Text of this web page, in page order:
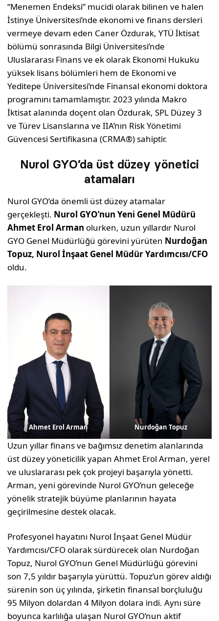
“Menemen Endeksi” mucidi olarak bilinen ve halen
İstinye Üniversitesi’nde ekonomi ve finans dersleri
vermeye devam eden Caner Özdurak, YTÜ İktisat
bölümü sonrasında Bilgi Üniversitesi’nde
Uluslararası Finans ve ek olarak Ekonomi Hukuku
yüksek lisans bölümleri hem de Ekonomi ve
Yeditepe Üniversitesi’nde Finansal ekonomi doktora
programını tamamlamıştır. 2023 yılında Makro
İktisat alanında doçent olan Özdurak, SPL Düzey 3
ve Türev Lisanslarına ve IIA’nın Risk Yönetimi
Güvencesi Sertifikasına (CRMA®) sahiptir.
Nurol GYO’da üst düzey yönetici
atamaları
Nurol GYO’da önemli üst düzey atamalar
gerçekleşti. Nurol GYO’nun Yeni Genel Müdürü
Ahmet Erol Arman olurken, uzun yıllardır Nurol
GYO Genel Müdürlüğü görevini yürüten Nurdoğan
Topuz, Nurol İnşaat Genel Müdür Yardımcısı/CFO
oldu.
Ahmet Erol Arman Nurdoğan Topuz
Uzun yıllar finans ve bağımsız denetim alanlarında
üst düzey yöneticilik yapan Ahmet Erol Arman, yerel
ve uluslararası pek çok projeyi başarıyla yönetti.
Arman, yeni görevinde Nurol GYO’nun geleceğe
yönelik stratejik büyüme planlarının hayata
geçirilmesine destek olacak.
Profesyonel hayatını Nurol İnşaat Genel Müdür
Yardımcısı/CFO olarak sürdürecek olan Nurdoğan
Topuz, Nurol GYO’nun Genel Müdürlüğü görevini
son 7,5 yıldır başarıyla yürüttü. Topuz’un görev aldığı
sürenin son üç yılında, şirketin finansal borçluluğu
95 Milyon dolardan 4 Milyon dolara indi. Aynı süre
boyunca karlılığa ulaşan Nurol GYO’nun aktif